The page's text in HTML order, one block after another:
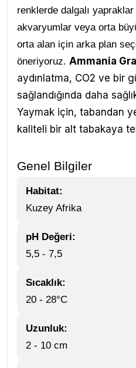
renklerde dalgalı
akvaryumlar veya orta
orta alan için arka plan
öneriyoruz. Ammania
aydınlatma, CO2 ve bir
sağlandığında daha
Yaymak için, tabandan
kaliteli bir alt tabakaya
Genel Bilgiler
Habitat:
Kuzey Afrika
pH Değeri:
5,5 - 7,5
Sıcaklık:
20 - 28°C
Uzunluk:
2 - 10 cm